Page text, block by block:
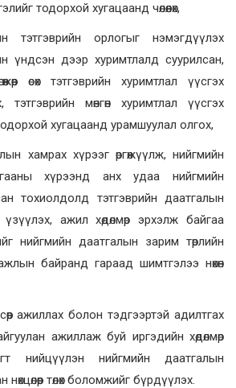
тодорхой хугацаанд чөлөөлөх,
тэтгэврийн орлогыг нэмэгдүүлэх
үндсэн дээр хуримтлалд суурилсан,
өсөх тэтгэврийн хуримтлал үүсгэх
тэтгэврийн мөнгөн хуримтлал үүсгэх
тодорхой хугацаанд урамшуулал олгох,
хамрах хүрээг өргөжүүлж, нийгмийн
хүрээнд анх удаа нийгмийн
тохиолдолд тэтгэврийн даатгалын
үзүүлэх, ажил хөдөлмөр эрхэлж байгаа
нийгмийн даатгалын зарим төрлийн
ажлын байранд гараад шимтгэлээ нөхөн
ажиллах болон тэдгээртэй адилтгах
ажиллаж буй иргэдийн хөдөлмөр
нийцүүлэн нийгмийн даатгалын
төлөх боломжийг бүрдүүлэх.